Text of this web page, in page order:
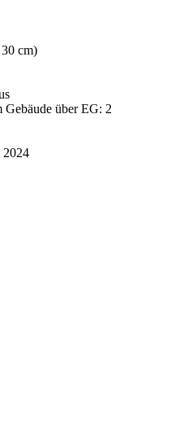
cm)
Gebäude über EG: 2
2024